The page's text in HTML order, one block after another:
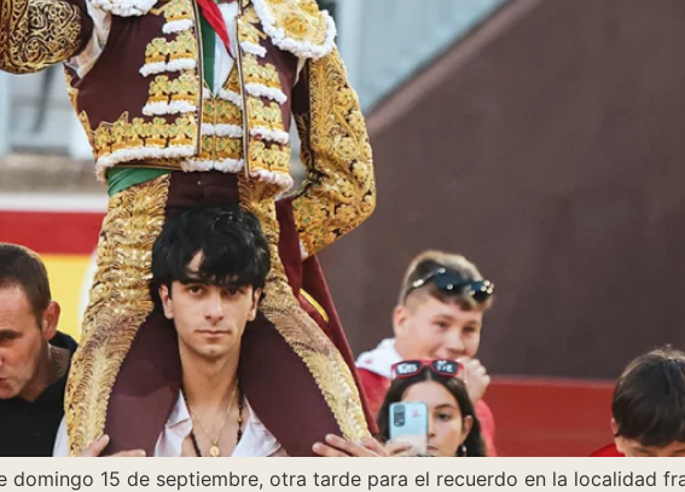
domingo 15 de septiembre, otra tarde para el recuerdo en la localidad